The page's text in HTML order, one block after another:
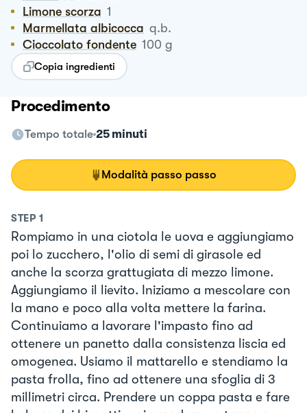
Limone scorza 1
Marmellata albicocca q.b.
Cioccolato fondente 100 g
Copia ingredienti
Procedimento
Tempo totale 25 minuti
Modalità passo passo
STEP 1
Rompiamo in una ciotola le uova e aggiungiamo
poi lo zucchero, l'olio di semi di girasole ed
anche la scorza grattugiata di mezzo limone.
Aggiungiamo il lievito. Iniziamo a mescolare con
la mano e poco alla volta mettere la farina.
Continuiamo a lavorare l'impasto fino ad
ottenere un panetto dalla consistenza liscia ed
omogenea. Usiamo il mattarello e stendiamo la
pasta frolla, fino ad ottenere una sfoglia di 3
millimetri circa. Prendere un coppa pasta e fare